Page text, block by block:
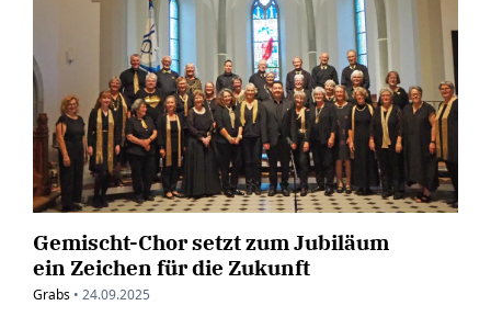
Gemischt-Chor setzt zum Jubiläum
ein Zeichen für die Zukunft
Grabs • 24.09.2025